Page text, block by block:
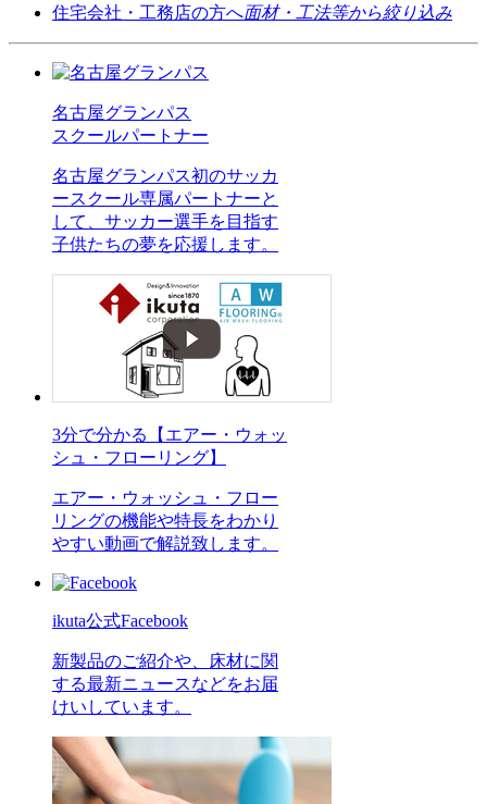
住宅会社・工務店の方へ面材・工法等から絞り込み
名古屋グランパス
スクールパートナー
名古屋グランパス初のサッカ
ースクール専属パートナーと
して、サッカー選手を目指す
子供たちの夢を応援します。
3分で分かる【エアー・ウォッ
シュ・フローリング】
エアー・ウォッシュ・フロー
リングの機能や特長をわかり
やすい動画で解説致します。
ikuta公式Facebook
新製品のご紹介や、床材に関
する最新ニュースなどをお届
けいしています。